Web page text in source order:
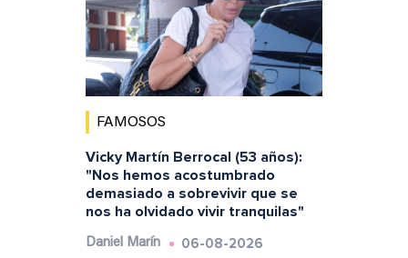
FAMOSOS
Vicky Martín Berrocal (53 años):
"Nos hemos acostumbrado
demasiado a sobrevivir que se
nos ha olvidado vivir tranquilas"
Daniel Marín 06-08-2026